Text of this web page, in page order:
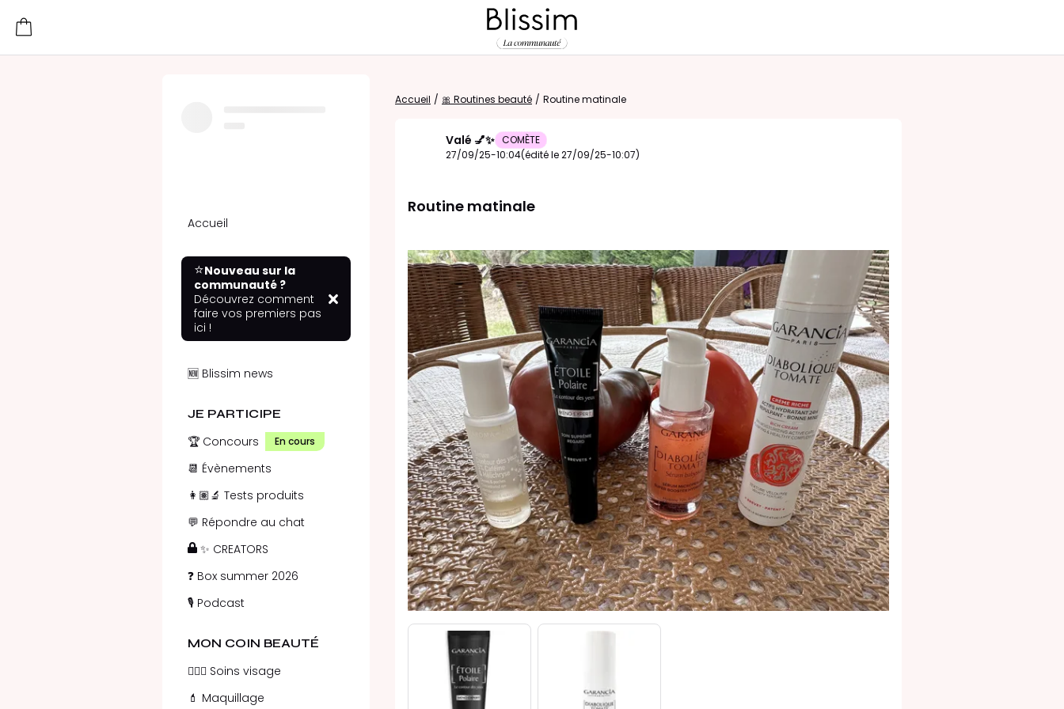
Accueil
⭐Nouveau sur la
communauté ?
Découvrez comment
faire vos premiers pas
ici !
🆕 Blissim news
JE PARTICIPE
🏆 Concours En cours
📆 Évènements
👩🏽‍🔬 Tests produits
💬 Répondre au chat
✨ CREATORS
❓ Box summer 2026
🎙️ Podcast
MON COIN BEAUTÉ
💁🏻‍♀️ Soins visage
💄 Maquillage
Accueil / 🎀 Routines beauté / Routine matinale
Valé 💅✨ COMÈTE
27/09/25-10:04(édité le 27/09/25-10:07)
Routine matinale